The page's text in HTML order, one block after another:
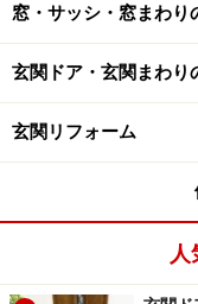
あり、羽根の形状
ができます。
ラインドタイプ
羽根の形状（機能
さな穴（通気孔）
リットタイプ）、
窓・サッシ・窓まわり
玄関ドア・玄関まわり
玄関リフォーム